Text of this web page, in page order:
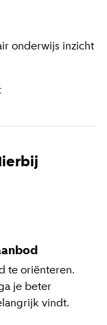
onderwijs inzicht
te oriënteren.
je beter
vindt.